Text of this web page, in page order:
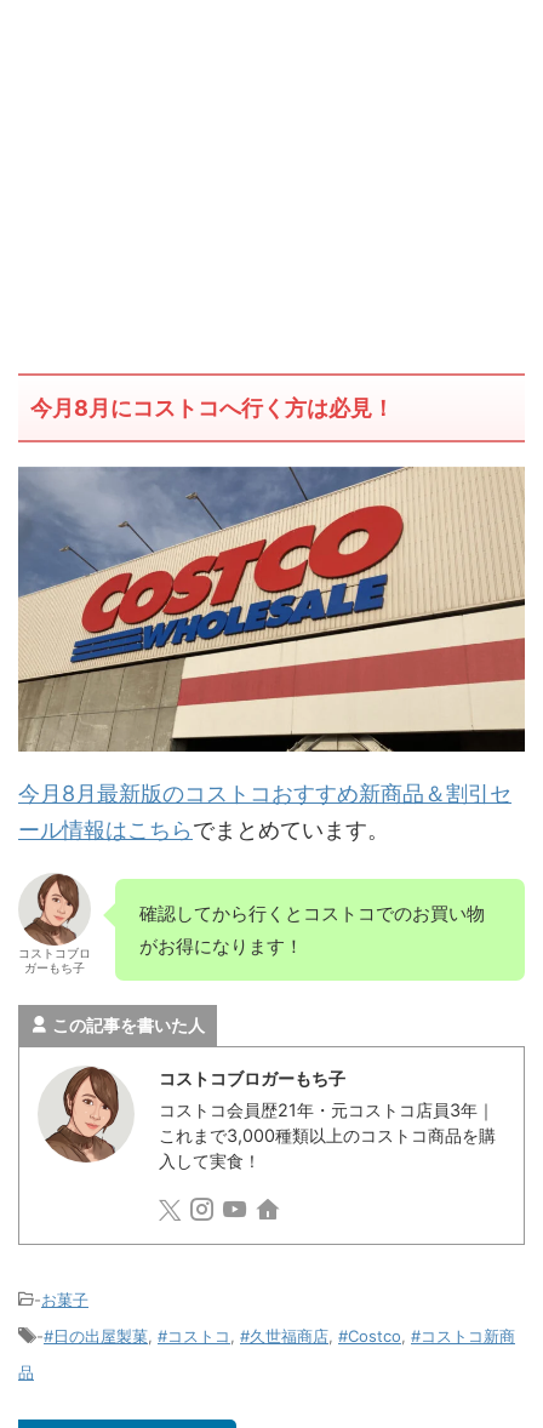
今月8月にコストコへ行く方は必見！
今月8月最新版のコストコおすすめ新商品＆割引セ
ール情報はこちらでまとめています。
コストコブロ
ガーもち子
確認してから行くとコストコでのお買い物
がお得になります！
この記事を書いた人
コストコブロガーもち子
コストコ会員歴21年・元コストコ店員3年｜
これまで3,000種類以上のコストコ商品を購
入して実食！
-お菓子
-#日の出屋製菓 #コストコ #久世福商店 #Costco #コストコ新商
品